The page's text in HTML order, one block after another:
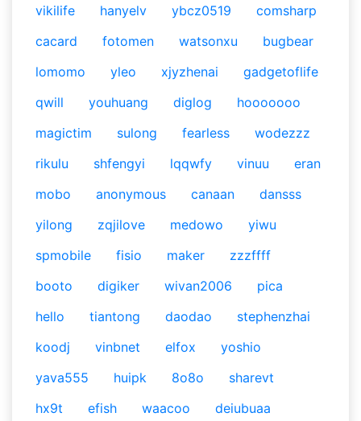
vikilife
hanyelv ybcz0519
comsharp
cacard
fotomen watsonxu
bugbear
lomomo
yleo xjyzhenai
gadgetoflife
qwill
youhuang diglog
hooooooo
magictim
sulong fearless
wodezzz
rikulu
shfengyi lqqwfy vinuu
eran
mobo
anonymous canaan
dansss
yilong
zqjilove medowo
yiwu
spmobile
fisio maker
zzzffff
booto
digiker wivan2006
pica
hello
tiantong daodao
stephenzhai
koodj
vinbnet elfox
yoshio
yava555
huipk 8o8o
sharevt
hx9t
efish waacoo
deiubuaa